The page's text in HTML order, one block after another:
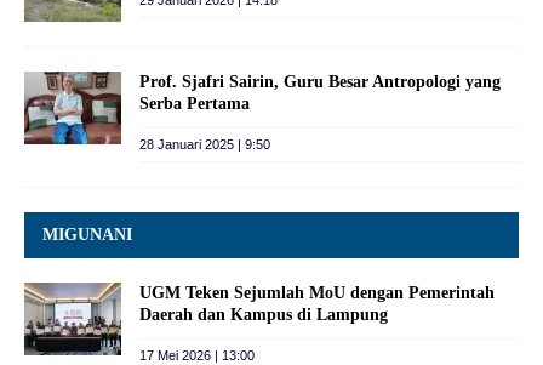
Prof. Sjafri Sairin, Guru Besar Antropologi yang
Serba Pertama
28 Januari 2025 | 9:50
MIGUNANI
UGM Teken Sejumlah MoU dengan Pemerintah
Daerah dan Kampus di Lampung
17 Mei 2026 | 13:00